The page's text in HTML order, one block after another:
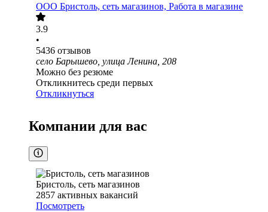
ООО Бристоль, сеть магазинов, Работа в магазине
3.9
•
5436 отзывов
село Барышево, улица Ленина, 208
Можно без резюме
Откликнитесь среди первых
Откликнуться
Компании для вас
Бристоль, сеть магазинов
2857 активных вакансий
Посмотреть